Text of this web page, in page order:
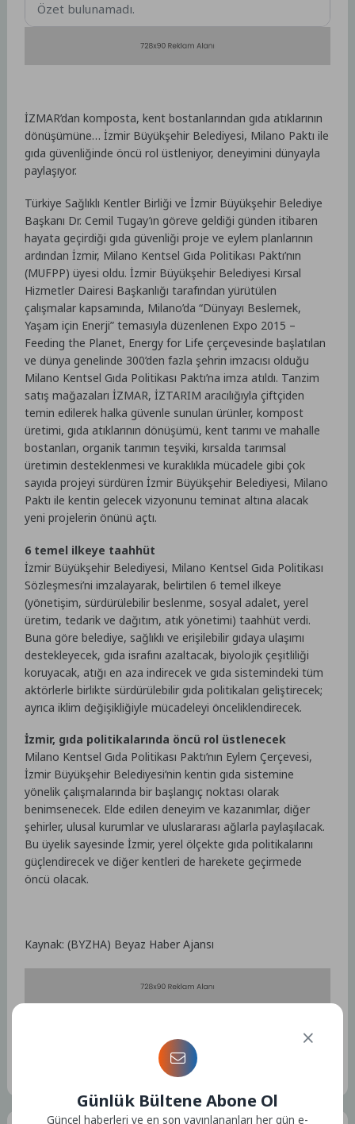
Özet bulunamadı.
İZMAR’dan komposta, kent bostanlarından gıda atıklarının
dönüşümüne… İzmir Büyükşehir Belediyesi, Milano Paktı ile
gıda güvenliğinde öncü rol üstleniyor, deneyimini dünyayla
paylaşıyor.
Türkiye Sağlıklı Kentler Birliği ve İzmir Büyükşehir Belediye
Başkanı Dr. Cemil Tugay’ın göreve geldiği günden itibaren
hayata geçirdiği gıda güvenliği proje ve eylem planlarının
ardından İzmir, Milano Kentsel Gıda Politikası Paktı’nın
(MUFPP) üyesi oldu. İzmir Büyükşehir Belediyesi Kırsal
Hizmetler Dairesi Başkanlığı tarafından yürütülen
çalışmalar kapsamında, Milano’da “Dünyayı Beslemek,
Yaşam için Enerji” temasıyla düzenlenen Expo 2015 –
Feeding the Planet, Energy for Life çerçevesinde başlatılan
ve dünya genelinde 300’den fazla şehrin imzacısı olduğu
Milano Kentsel Gıda Politikası Paktı’na imza atıldı. Tanzim
satış mağazaları İZMAR, İZTARIM aracılığıyla çiftçiden
temin edilerek halka güvenle sunulan ürünler, kompost
üretimi, gıda atıklarının dönüşümü, kent tarımı ve mahalle
bostanları, organik tarımın teşviki, kırsalda tarımsal
üretimin desteklenmesi ve kuraklıkla mücadele gibi çok
sayıda projeyi sürdüren İzmir Büyükşehir Belediyesi, Milano
Paktı ile kentin gelecek vizyonunu teminat altına alacak
yeni projelerin önünü açtı.
6 temel ilkeye taahhüt
İzmir Büyükşehir Belediyesi, Milano Kentsel Gıda Politikası
Sözleşmesi’ni imzalayarak, belirtilen 6 temel ilkeye
(yönetişim, sürdürülebilir beslenme, sosyal adalet, yerel
üretim, tedarik ve dağıtım, atık yönetimi) taahhüt verdi.
Buna göre belediye, sağlıklı ve erişilebilir gıdaya ulaşımı
destekleyecek, gıda israfını azaltacak, biyolojik çeşitliliği
koruyacak, atığı en aza indirecek ve gıda sistemindeki tüm
aktörlerle birlikte sürdürülebilir gıda politikaları geliştirecek;
ayrıca iklim değişikliğiyle mücadeleyi önceliklendirecek.
İzmir, gıda politikalarında öncü rol üstlenecek
Milano Kentsel Gıda Politikası Paktı’nın Eylem Çerçevesi,
İzmir Büyükşehir Belediyesi’nin kentin gıda sistemine
yönelik çalışmalarında bir başlangıç noktası olarak
benimsenecek. Elde edilen deneyim ve kazanımlar, diğer
şehirler, ulusal kurumlar ve uluslararası ağlarla paylaşılacak.
Bu üyelik sayesinde İzmir, yerel ölçekte gıda politikalarını
güçlendirecek ve diğer kentleri de harekete geçirmede
öncü olacak.
Kaynak: (BYZHA) Beyaz Haber Ajansı
Bu yazıya ait etiket bulunamadı.
Günlük Bültene Abone Ol
Güncel haberleri ve en son yayınlananları her gün e-